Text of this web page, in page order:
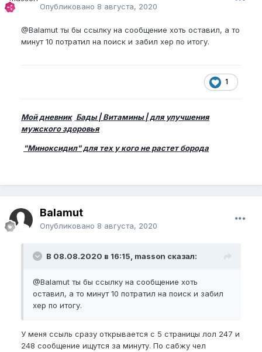
Опубликовано 8 августа, 2020
@Balamut ты бы ссылку на сообщение хоть оставил, а то
минут 10 потратил на поиск и забил хер по итогу.
1
Мой дневник Бады | Витамины | для улучшения
мужского здоровья
"Миноксидил" для тех у кого не растет борода
Balamut
Опубликовано 8 августа, 2020
В 08.08.2020 в 16:15, masson сказал:
@Balamut ты бы ссылку на сообщение хоть
оставил, а то минут 10 потратил на поиск и забил
хер по итогу.
У меня ссыль сразу открывается с 5 страницы лол 247 и
248 сообщение ищутся за минуту. По сабжу чел